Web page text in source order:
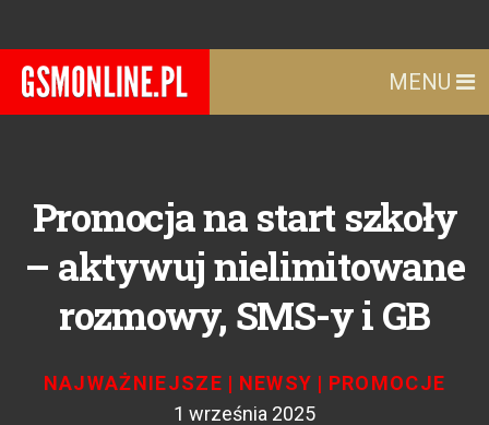
MENU
Promocja na start szkoły
– aktywuj nielimitowane
rozmowy, SMS-y i GB
NAJWAŻNIEJSZE | NEWSY | PROMOCJE
1 września 2025